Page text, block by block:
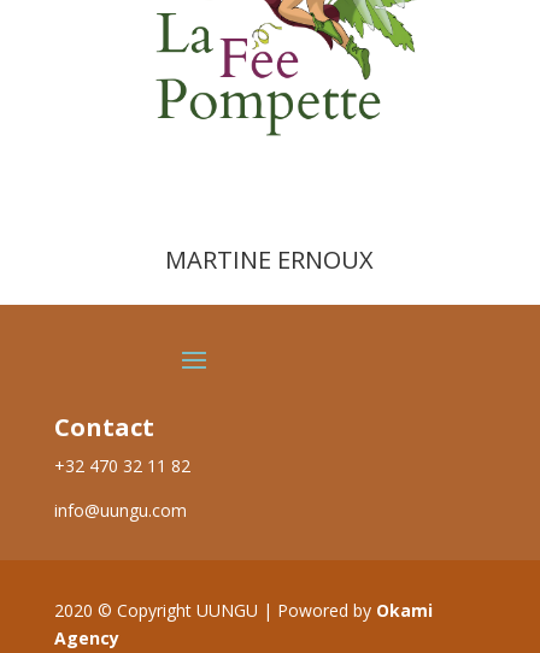
MARTINE ERNOUX
Contact
+32 470 32 11 82
info@uungu.com
2020 © Copyright UUNGU | Powored by Okami
Agency